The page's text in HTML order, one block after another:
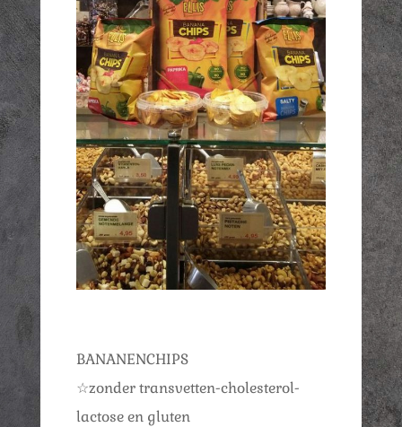
BANANENCHIPS
☆zonder transvetten-cholesterol-
lactose en gluten